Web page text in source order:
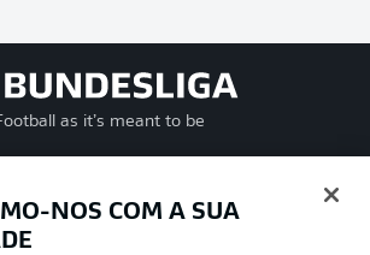
as it’s meant to be
APLICATIVO DA BUNDESLIGA
NOS COM A SUA